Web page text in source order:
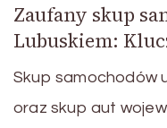
Zaufany skup
Lubuskiem:
Skup samochodów
oraz skup aut